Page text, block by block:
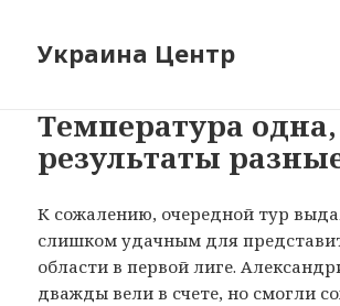
Украина Центр
Температура
результаты
К сожалению, очередной тур
слишком удачным для
области в первой лиге.
дважды вели в счете, но смогли